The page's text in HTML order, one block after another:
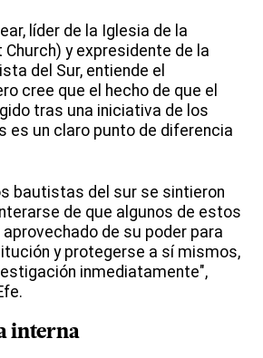
líder de la Iglesia de la
y expresidente de la
del Sur, entiende el
cree que el hecho de que el
tras una iniciativa de los
es un claro punto de diferencia
bautistas del sur se sintieron
de que algunos de estos
aprovechado de su poder para
y protegerse a sí mismos,
inmediatamente",
interna